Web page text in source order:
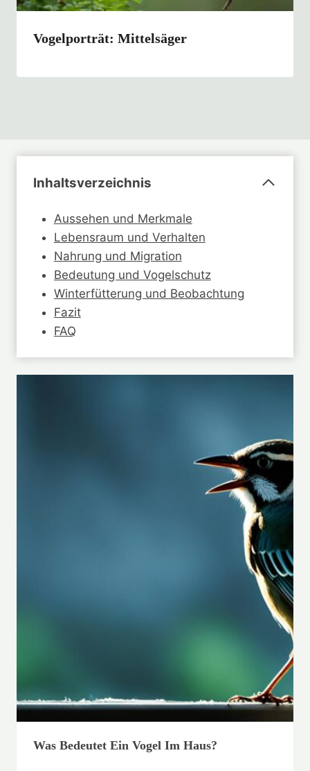
Vogelporträt: Mittelsäger
Inhaltsverzeichnis
Aussehen und Merkmale
Lebensraum und Verhalten
Nahrung und Migration
Bedeutung und Vogelschutz
Winterfütterung und Beobachtung
Fazit
FAQ
Was Bedeutet Ein Vogel Im Haus?